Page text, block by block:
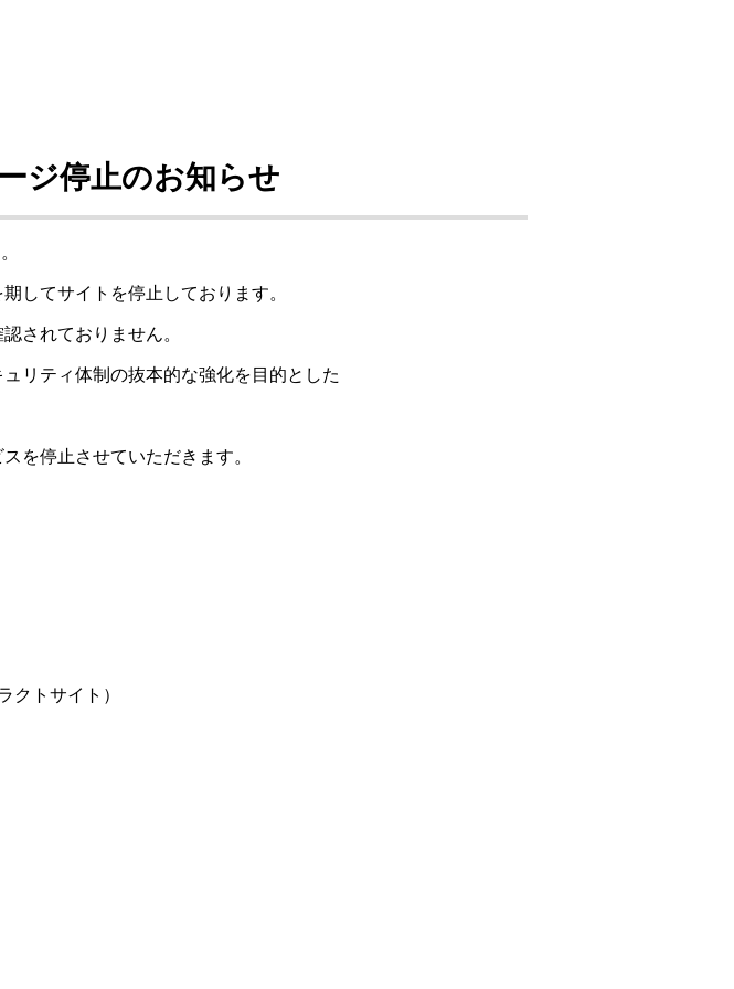
ジ停止のお知らせ
してサイトを停止しております。
されておりません。
リティ体制の抜本的な強化を目的とした
を停止させていただきます。
クトサイト）